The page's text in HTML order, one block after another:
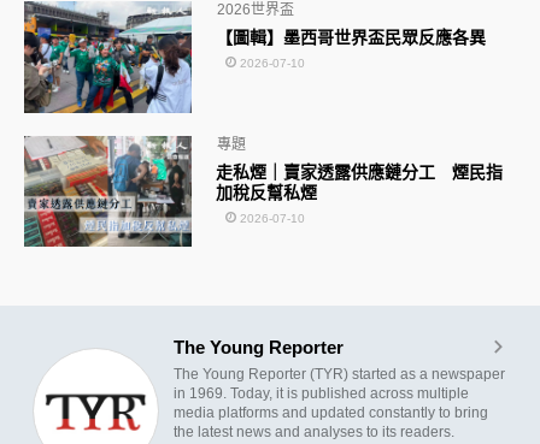
【圖輯】墨西哥世界盃民眾反應各異
2026世界盃
2026-07-10
走私煙｜賣家透露供應鏈分工 煙民指
加稅反幫私煙
專題
2026-07-10
The Young Reporter
The Young Reporter (TYR) started as a newspaper
in 1969. Today, it is published across multiple
media platforms and updated constantly to bring
the latest news and analyses to its readers.